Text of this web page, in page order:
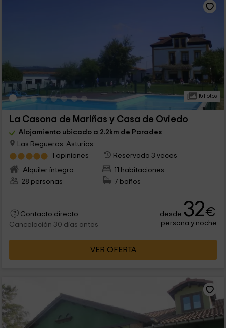
15 Fotos
La Casona de Mariñas y Casa de Oviedo
Alojamiento ubicado a 2.2km de Parades
Las Regueras, Asturias
1 opiniones
Reservado 3 veces
Alquiler íntegro
11 habitaciones
28 personas
7 baños
Contacto directo
Cancelación 30 días antes
desde 32€
persona y noche
VER OFERTA